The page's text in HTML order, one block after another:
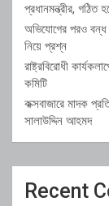
প্রধানমন্ত্রীর, গঠিত
অভিযোগের পরও বন্ধ
নিয়ে প্রশ্ন
রাষ্ট্রবিরোধী
কমিটি
কক্সবাজারে মাদক
সালাউদ্দিন আহমদ
Recent